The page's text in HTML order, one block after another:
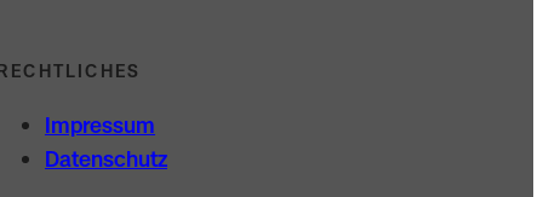
Impressum
Datenschutz